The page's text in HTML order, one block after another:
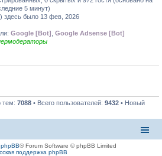
5 минут)
) здесь было 13 фев, 2026
Google [Bot]
Google Adsense [Bot]
тем: 7088 • Всего пользователей: 9432 • Новый
phpBB® Forum Software © phpBB Limited
поддержка phpBB